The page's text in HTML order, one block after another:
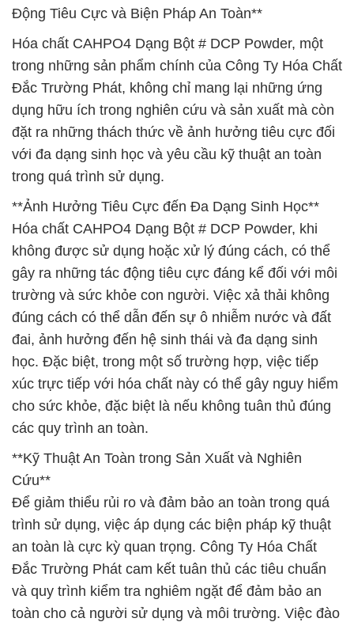
Động Tiêu Cực và Biện Pháp An Toàn**
Hóa chất CAHPO4 Dạng Bột # DCP Powder, một
trong những sản phẩm chính của Công Ty Hóa Chất
Đắc Trường Phát, không chỉ mang lại những ứng
dụng hữu ích trong nghiên cứu và sản xuất mà còn
đặt ra những thách thức về ảnh hưởng tiêu cực đối
với đa dạng sinh học và yêu cầu kỹ thuật an toàn
trong quá trình sử dụng.
**Ảnh Hưởng Tiêu Cực đến Đa Dạng Sinh Học**
Hóa chất CAHPO4 Dạng Bột # DCP Powder, khi
không được sử dụng hoặc xử lý đúng cách, có thể
gây ra những tác động tiêu cực đáng kể đối với môi
trường và sức khỏe con người. Việc xả thải không
đúng cách có thể dẫn đến sự ô nhiễm nước và đất
đai, ảnh hưởng đến hệ sinh thái và đa dạng sinh
học. Đặc biệt, trong một số trường hợp, việc tiếp
xúc trực tiếp với hóa chất này có thể gây nguy hiểm
cho sức khỏe, đặc biệt là nếu không tuân thủ đúng
các quy trình an toàn.
**Kỹ Thuật An Toàn trong Sản Xuất và Nghiên
Cứu**
Để giảm thiểu rủi ro và đảm bảo an toàn trong quá
trình sử dụng, việc áp dụng các biện pháp kỹ thuật
an toàn là cực kỳ quan trọng. Công Ty Hóa Chất
Đắc Trường Phát cam kết tuân thủ các tiêu chuẩn
và quy trình kiểm tra nghiêm ngặt để đảm bảo an
toàn cho cả người sử dụng và môi trường. Việc đào